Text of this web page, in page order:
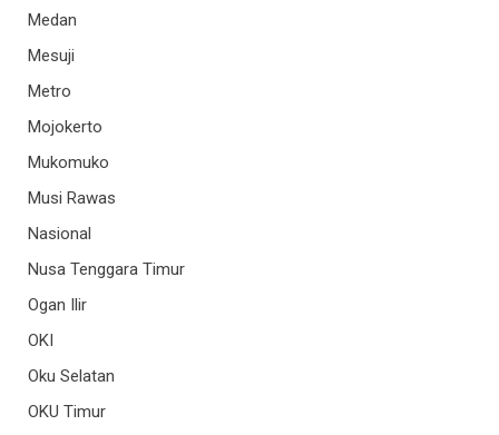
Medan
Mesuji
Metro
Mojokerto
Mukomuko
Musi Rawas
Nasional
Nusa Tenggara Timur
Ogan Ilir
OKI
Oku Selatan
OKU Timur